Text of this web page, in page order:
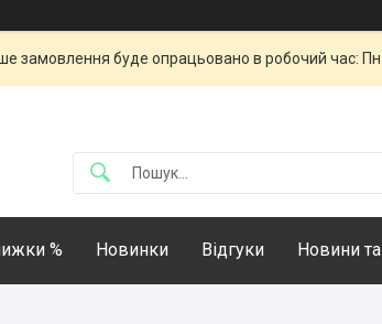
замовлення буде опрацьовано в робочий час:
% Новинки Відгуки Новини та